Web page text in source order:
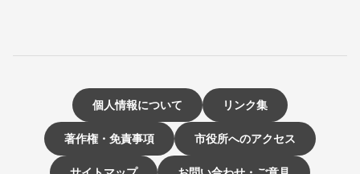
個人情報について リンク集
著作権・免責事項 市役所へのアクセス